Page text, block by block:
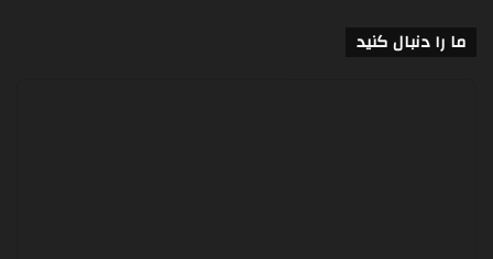
ما را دنبال کنید